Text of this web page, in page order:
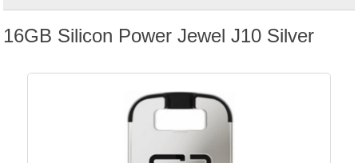
16GB Silicon Power Jewel J10 Silver